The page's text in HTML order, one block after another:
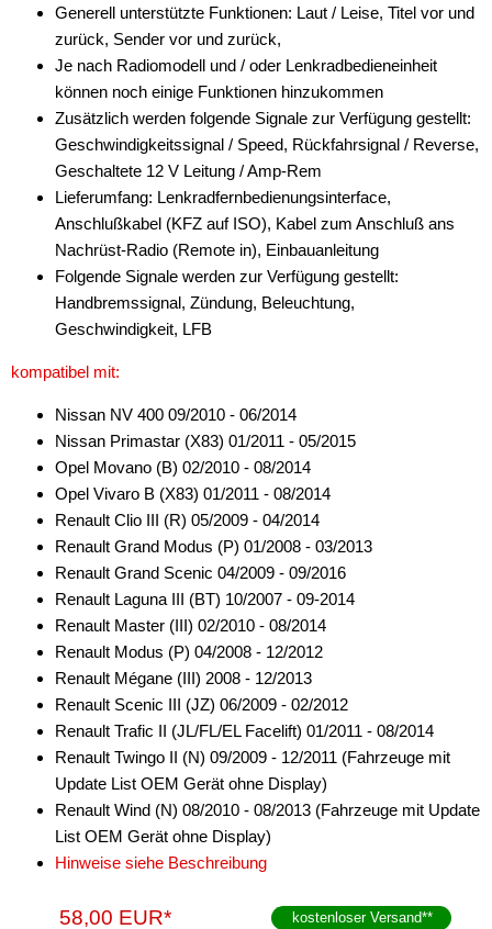
für Renault
alle Signale
alle Signale + LFB
Alpine
Blaupunkt
China HU
Clarion
Pioneer
Sony
Universal
Xzent
Zenec
Tachosignal
Zündungssignal
für Saab
für Scania
für Seat
für Smart
Generell unterstützte Funktionen: Laut / Leise, Titel vor und
zurück, Sender vor und zurück,
Je nach Radiomodell und / oder Lenkradbedieneinheit
können noch einige Funktionen hinzukommen
Zusätzlich werden folgende Signale zur Verfügung gestellt:
Geschwindigkeitssignal / Speed, Rückfahrsignal / Reverse,
Geschaltete 12 V Leitung / Amp-Rem
Lieferumfang: Lenkradfernbedienungsinterface,
Anschlußkabel (KFZ auf ISO), Kabel zum Anschluß ans
Nachrüst-Radio (Remote in), Einbauanleitung
Folgende Signale werden zur Verfügung gestellt:
Handbremssignal, Zündung, Beleuchtung,
Geschwindigkeit, LFB
kompatibel mit:
Nissan NV 400 09/2010 - 06/2014
Nissan Primastar (X83) 01/2011 - 05/2015
Opel Movano (B) 02/2010 - 08/2014
Opel Vivaro B (X83) 01/2011 - 08/2014
Renault Clio III (R) 05/2009 - 04/2014
Renault Grand Modus (P) 01/2008 - 03/2013
Renault Grand Scenic 04/2009 - 09/2016
Renault Laguna III (BT) 10/2007 - 09-2014
Renault Master (III) 02/2010 - 08/2014
Renault Modus (P) 04/2008 - 12/2012
Renault Mégane (III) 2008 - 12/2013
Renault Scenic III (JZ) 06/2009 - 02/2012
Renault Trafic II (JL/FL/EL Facelift) 01/2011 - 08/2014
Renault Twingo II (N) 09/2009 - 12/2011 (Fahrzeuge mit
Update List OEM Gerät ohne Display)
Renault Wind (N) 08/2010 - 08/2013 (Fahrzeuge mit Update
List OEM Gerät ohne Display)
Hinweise siehe Beschreibung
58,00 EUR* kostenloser Versand**